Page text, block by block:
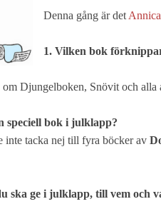
Denna gång är det Annica
1. Vilken bok
Djungelboken, Snövit och alla
speciell bok i julklapp?
inte tacka nej till fyra böcker av
ska ge i julklapp, till vem och